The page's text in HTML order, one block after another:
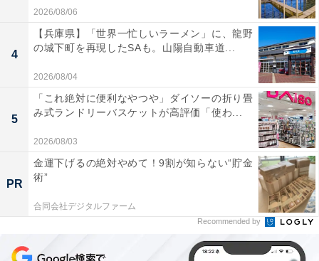
2026/08/06
4
【兵庫県】「世界一忙しいラーメン」に、龍野
の城下町を再現したSAも。山陽自動車道...
2026/08/04
5
「これ絶対に便利なやつや」ダイソーの折り畳
み式ランドリーバスケットが高評価「使わ...
2026/08/03
PR
金運下げるの絶対やめて！9割が知らない“貯金
術”
合同会社デジタルファーム
Recommended by